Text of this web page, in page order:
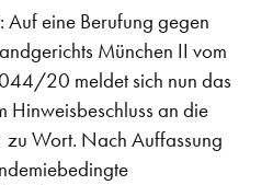
Auf eine Berufung gegen
München II vom
20 meldet sich nun das
Hinweisbeschluss an die
zu Wort. Nach Auffassung